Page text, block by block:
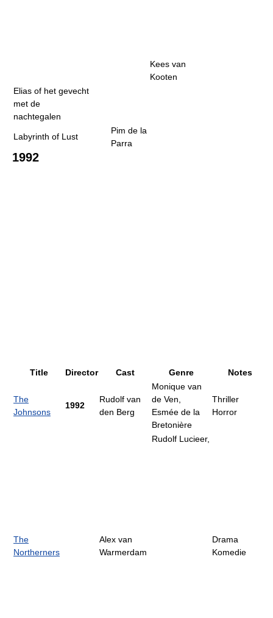
Kees van
Kooten
Elias of het gevecht
met de
nachtegalen
Labyrinth of Lust
Pim de la
Parra
1992
Title Director Cast Genre Notes
The
Johnsons
1992
Rudolf van
den Berg
Monique van
de Ven,
Esmée de la
Bretonière
Thriller
Horror
The
Northerners
Alex van
Warmerdam
Rudolf Lucieer,
Drama
Komedie